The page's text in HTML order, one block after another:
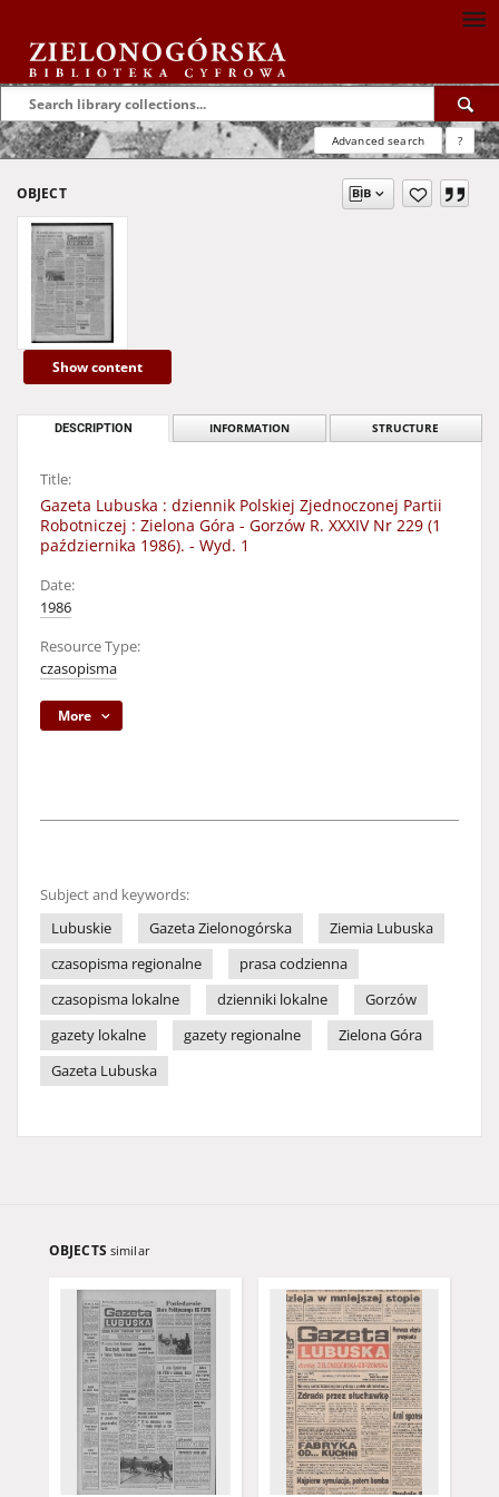
Advanced search ?
OBJECT
Show content
DESCRIPTION INFORMATION STRUCTURE
Title:
Gazeta Lubuska : dziennik Polskiej Zjednoczonej Partii
Robotniczej : Zielona Góra - Gorzów R. XXXIV Nr 229 (1
października 1986). - Wyd. 1
Date:
1986
Resource Type:
czasopisma
More
Subject and keywords:
Lubuskie
Gazeta Zielonogórska
Ziemia Lubuska
czasopisma regionalne
prasa codzienna
czasopisma lokalne
dzienniki lokalne
Gorzów
gazety lokalne
gazety regionalne
Zielona Góra
Gazeta Lubuska
OBJECTS similar